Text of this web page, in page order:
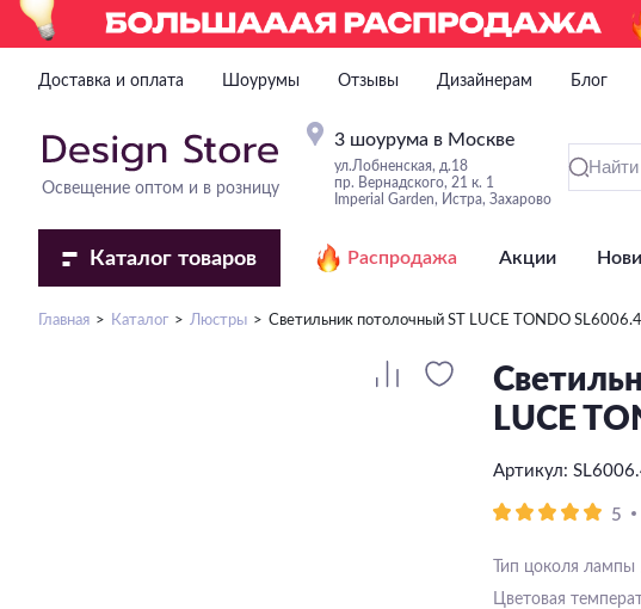
Доставка и оплата Шоурумы Отзывы Дизайнерам Блог
Освещение оптом и в розницу
3 шоурума в Москве
ул.Лобненская, д.18
пр. Вернадского, 21 к. 1
Imperial Garden, Истра, Захарово
Каталог товаров Распродажа Акции
Главная Каталог Люстры Светильник потолочный ST LUCE TONDO
LUCE
Артикул:
5
Тип цоколя лампы
Цветовая